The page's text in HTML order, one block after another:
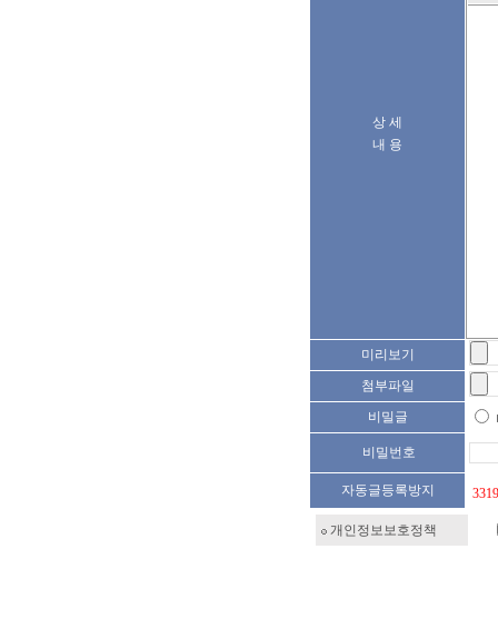
상 세
내 용
미리보기
첨부파일
비밀글
비밀번호
자동글등록방지
개인정보보호정책